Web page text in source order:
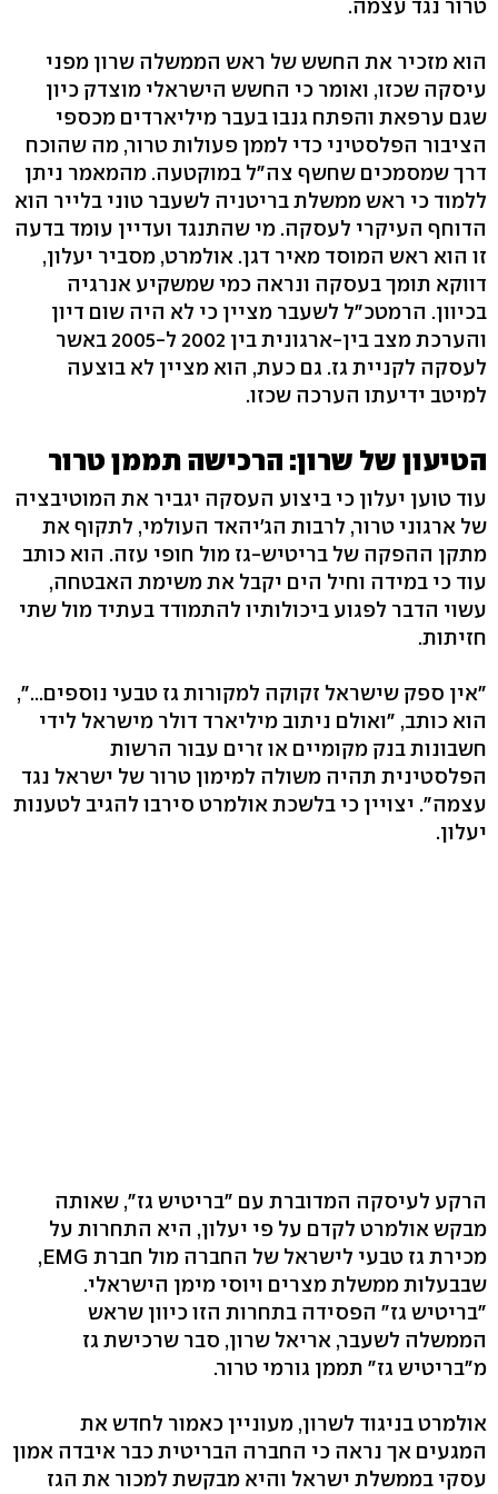
טרור נגד עצמה.
הוא מזכיר את החשש של ראש הממשלה שרון מפני
עיסקה שכזו, ואומר כי החשש הישראלי מוצדק כיון
שגם ערפאת והפתח גנבו בעבר מיליארדים מכספי
הציבור הפלסטיני כדי לממן פעולות טרור, מה שהוכח
דרך שמסמכים שחשף צה"ל במוקטעה. מהמאמר ניתן
ללמוד כי ראש ממשלת בריטניה לשעבר טוני בלייר הוא
הדוחף העיקרי לעסקה. מי שהתנגד ועדיין עומד בדעה
זו הוא ראש המוסד מאיר דגן. אולמרט, מסביר יעלון,
דווקא תומך בעסקה ונראה כמי שמשקיע אנרגיה
בכיוון. הרמטכ"ל לשעבר מציין כי לא היה שום דיון
והערכת מצב בין-ארגונית בין 2002 ל-2005 באשר
לעסקה לקניית גז. גם כעת, הוא מציין לא בוצעה
למיטב ידיעתו הערכה שכזו.
הטיעון של שרון: הרכישה תממן טרור
עוד טוען יעלון כי ביצוע העסקה יגביר את המוטיבציה
של ארגוני טרור, לרבות הג'יהאד העולמי, לתקוף את
מתקן ההפקה של בריטיש-גז מול חופי עזה. הוא כותב
עוד כי במידה וחיל הים יקבל את משימת האבטחה,
עשוי הדבר לפגוע ביכולותיו להתמודד בעתיד מול שתי
חזיתות.
"אין ספק שישראל זקוקה למקורות גז טבעי נוספים...",
הוא כותב, "ואולם ניתוב מיליארד דולר מישראל לידי
חשבונות בנק מקומיים או זרים עבור הרשות
הפלסטינית תהיה משולה למימון טרור של ישראל נגד
עצמה". יצויין כי בלשכת אולמרט סירבו להגיב לטענות
יעלון.
הרקע לעיסקה המדוברת עם "בריטיש גז", שאותה
מבקש אולמרט לקדם על פי יעלון, היא התחרות על
מכירת גז טבעי לישראל של החברה מול חברת EMG,
שבבעלות ממשלת מצרים ויוסי מימן הישראלי.
"בריטיש גז" הפסידה בתחרות הזו כיוון שראש
הממשלה לשעבר, אריאל שרון, סבר שרכישת גז
מ"בריטיש גז" תממן גורמי טרור.
אולמרט בניגוד לשרון, מעוניין כאמור לחדש את
המגעים אך נראה כי החברה הבריטית כבר איבדה אמון
עסקי בממשלת ישראל והיא מבקשת למכור את הגז